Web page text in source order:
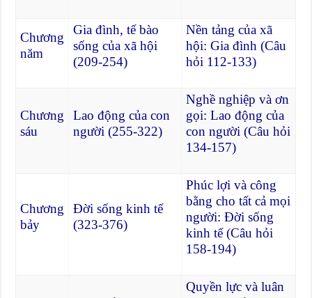
Chương
năm
Gia đình, tế bào
sống của xã hội
(209-254)
Nền tảng của xã
hội: Gia đình (Câu
hỏi 112-133)
Chương
sáu
Lao động của con
người (255-322)
Nghề nghiệp và ơn
gọi: Lao động của
con người (Câu hỏi
134-157)
Chương
bảy
Đời sống kinh tế
(323-376)
Phúc lợi và công
bằng cho tất cả mọi
người: Đời sống
kinh tế (Câu hỏi
158-194)
Quyền lực và luân